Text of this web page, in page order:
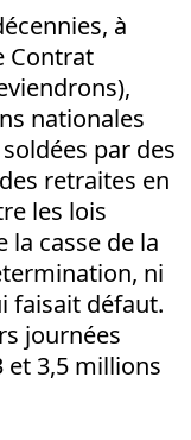
à
Contrat
nationales
par des
retraites en
les lois
la casse de la
ni
faisait défaut.
journées
et 3,5 millions